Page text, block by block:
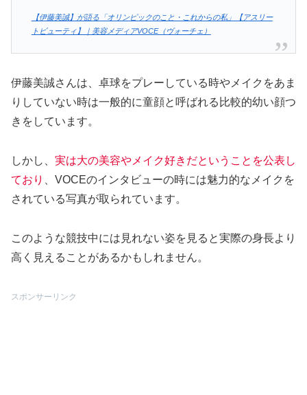
【伊藤美誠】が語る「オリンピックのこと・これからの私」【アスリー
トビューティ】｜美容メディアVOCE（ヴォーチェ）
伊藤美誠さんは、卓球をプレーしている時やメイクをあま
りしていない時は一般的に童顔と呼ばれる比較的幼い顔つ
きをしています。
しかし、 実は大の美容やメイク好きだということを公表し
ており
、VOCEのインタビューの時には魅力的なメイクを
されている写真が取られています。
このような競技中には見れない姿を見ると実際の身長より
高く見えることがあるかもしれません。
スポンサーリンク